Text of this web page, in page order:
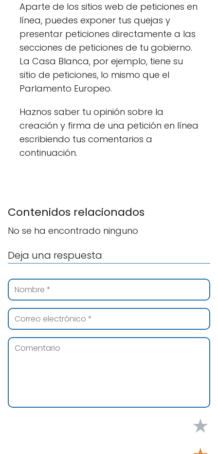
Aparte de los sitios web de peticiones en
línea, puedes exponer tus quejas y
presentar peticiones directamente a las
secciones de peticiones de tu gobierno.
La Casa Blanca, por ejemplo, tiene su
sitio de peticiones, lo mismo que el
Parlamento Europeo.
Haznos saber tu opinión sobre la
creación y firma de una petición en línea
escribiendo tus comentarios a
continuación.
Contenidos relacionados
No se ha encontrado ninguno
Deja una respuesta
★